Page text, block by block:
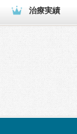
治療実績